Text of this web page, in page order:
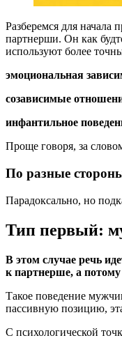
Разберемся для
партнерши. Он как
используют более
эмоциональная
созависимые
инфантильное
Проще говоря, за
По разные
Парадоксально, но
Тип первый:
В этом случае речь
к партнерше, а
Такое поведение
пассивную позицию,
С психологической